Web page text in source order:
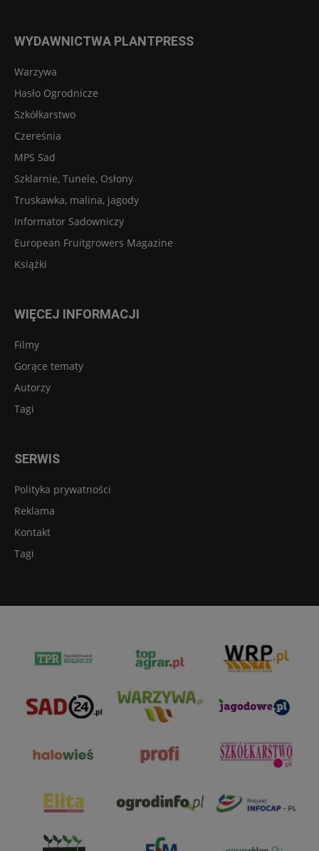
WYDAWNICTWA PLANTPRESS
Warzywa
Hasło Ogrodnicze
Szkółkarstwo
Czereśnia
MPS Sad
Szklarnie, Tunele, Osłony
Truskawka, malina, jagody
Informator Sadowniczy
European Fruitgrowers Magazine
Książki
WIĘCEJ INFORMACJI
Filmy
Gorące tematy
Autorzy
Tagi
SERWIS
Polityka prywatności
Reklama
Kontakt
Tagi